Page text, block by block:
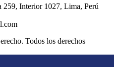
259, Interior 1027, Lima, Perú
Todos los derechos